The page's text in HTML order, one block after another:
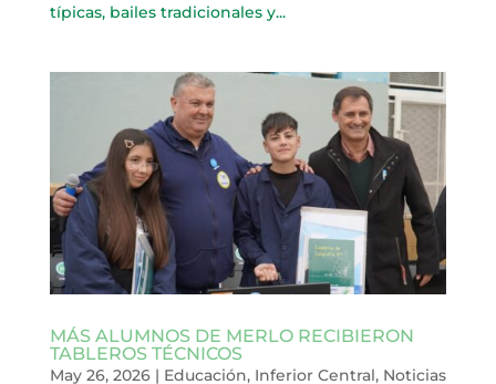
típicas, bailes tradicionales y...
MÁS ALUMNOS DE MERLO RECIBIERON
TABLEROS TÉCNICOS
May 26, 2026| Educación, Inferior Central, Noticias